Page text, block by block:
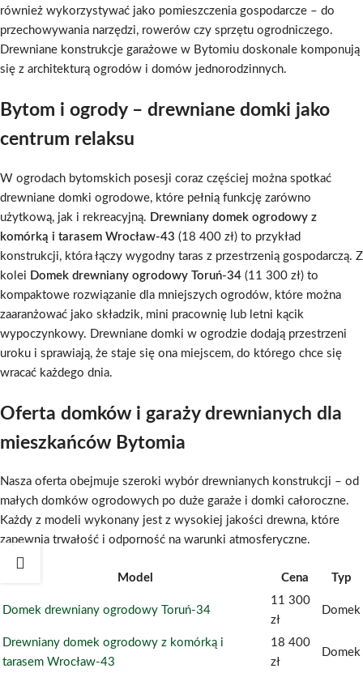
również wykorzystywać jako pomieszczenia gospodarcze – do
przechowywania narzędzi, rowerów czy sprzętu ogrodniczego.
Drewniane konstrukcje garażowe w Bytomiu doskonale komponują
się z architekturą ogrodów i domów jednorodzinnych.
Bytom i ogrody – drewniane domki jako
centrum relaksu
W ogrodach bytomskich posesji coraz częściej można spotkać
drewniane domki ogrodowe, które pełnią funkcję zarówno
użytkową, jak i rekreacyjną. Drewniany domek ogrodowy z
komórką i tarasem Wrocław-43 (18 400 zł) to przykład
konstrukcji, która łączy wygodny taras z przestrzenią gospodarczą. Z
kolei Domek drewniany ogrodowy Toruń-34 (11 300 zł) to
kompaktowe rozwiązanie dla mniejszych ogrodów, które można
zaaranżować jako składzik, mini pracownię lub letni kącik
wypoczynkowy. Drewniane domki w ogrodzie dodają przestrzeni
uroku i sprawiają, że staje się ona miejscem, do którego chce się
wracać każdego dnia.
Oferta domków i garaży drewnianych dla
mieszkańców Bytomia
Nasza oferta obejmuje szeroki wybór drewnianych konstrukcji – od
małych domków ogrodowych po duże garaże i domki całoroczne.
Każdy z modeli wykonany jest z wysokiej jakości drewna, które
zapewnia trwałość i odporność na warunki atmosferyczne.
Model Cena Typ
Domek drewniany ogrodowy Toruń-34
11 300
zł
Domek
Drewniany domek ogrodowy z komórką i
tarasem Wrocław-43
18 400
zł
Domek